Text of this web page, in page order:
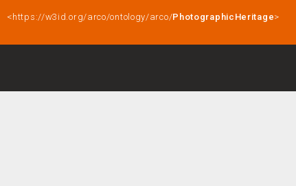
<https://w3id.org/arco/ontology/arco/PhotographicHeritage>